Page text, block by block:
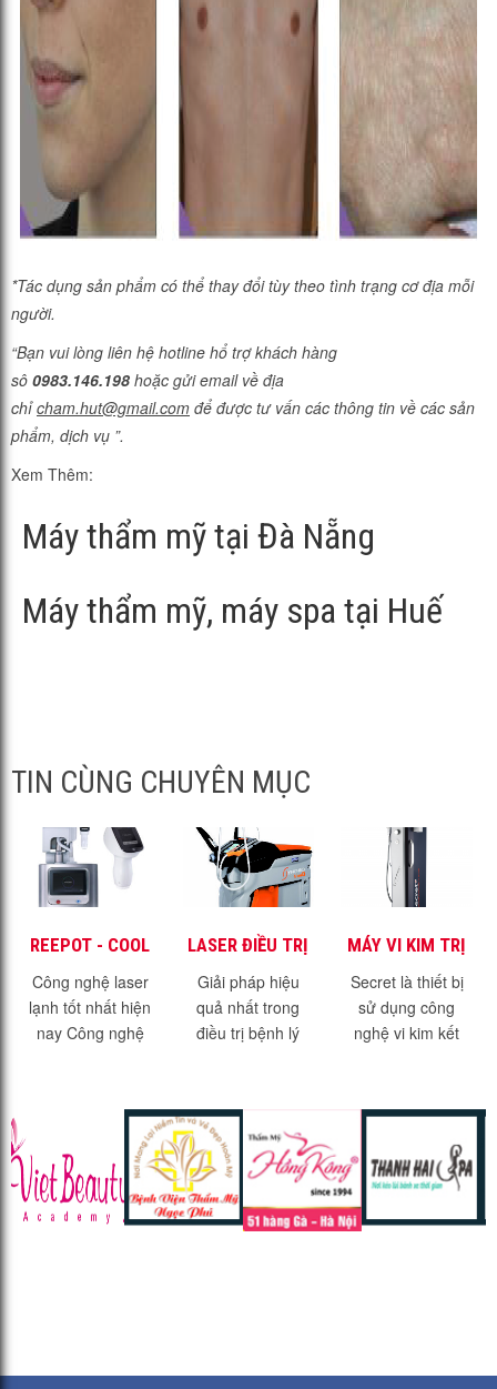
*Tác dụng sản phẩm có thể thay đổi tùy theo tình trạng cơ địa mỗi
người.
“Bạn vui lòng liên hệ hotline hổ trợ khách hàng
sô 0983.146.198 hoặc gửi email về địa
chỉcham.hut@gmail.com để được tư vấn các thông tin về các sản
phẩm, dịch vụ ”.
Xem Thêm:
Máy thẩm mỹ tại Đà Nẵng
Máy thẩm mỹ, máy spa tại Huế
TIN CÙNG CHUYÊN MỤC
REEPOT - COOL
LASER - SIÊU
PHẨM TRONG
ĐIỀU TRỊ SẮC TỐ
Công nghệ laser
lạnh tốt nhất hiện
nay Công nghệ
sắc tố mới nhất và
hiện đại nhất hiện
nay....
LASER ĐIỀU TRỊ
MẠCH MÁU
VASQ
Giải pháp hiệu
quả nhất trong
điều trị bệnh lý
lý về sắc tố tuy
không ảnh hưởng
nhiều đến sức...
MÁY VI KIM TRỊ
MỤN TRỊ SẸO
SECRET - FDA
Secret là thiết bị
sử dụng công
nghệ vi kim kết
nghệ trị sẹo trị
giới Phạm vi...